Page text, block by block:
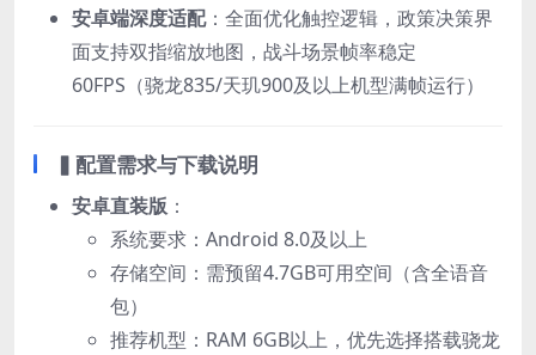
安卓端深度适配：全面优化触控逻辑，政策决策界
面支持双指缩放地图，战斗场景帧率稳定
60FPS（骁龙835/天玑900及以上机型满帧运行）
▍ 配置需求与下载说明
安卓直装版 ：
系统要求：Android 8.0及以上
存储空间：需预留4.7GB可用空间（含全语音
包）
推荐机型：RAM 6GB以上，优先选择搭载骁龙